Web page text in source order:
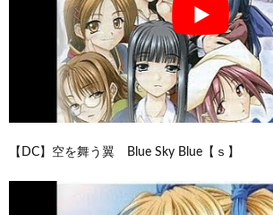
【DC】空を舞う翼 Blue Sky Blue【ｓ】